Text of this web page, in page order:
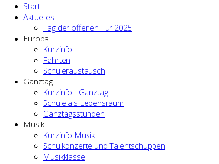
Start
Aktuelles
Tag der offenen Tür 2025
Europa
Kurzinfo
Fahrten
Schüleraustausch
Ganztag
Kurzinfo - Ganztag
Schule als Lebensraum
Ganztagsstunden
Musik
Kurzinfo Musik
Schulkonzerte und Talentschuppen
Musikklasse